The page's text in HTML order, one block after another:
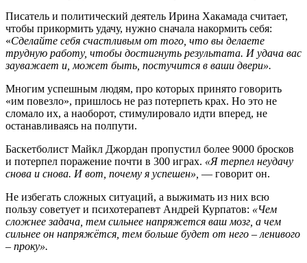
Писатель и политический деятель Ирина Хакамада считает,
чтобы прикормить удачу, нужно сначала накормить себя:
«Сделайте себя счастливым от того, что вы делаете
трудную работу, чтобы достигнуть результата. И удача вас
зауважает и, может быть, постучится в ваши двери».
Многим успешным людям, про которых принято говорить
«им повезло», пришлось не раз потерпеть крах. Но это не
сломало их, а наоборот, стимулировало идти вперед, не
останавливаясь на полпути.
Баскетболист Майкл Джордан пропустил более 9000 бросков
и потерпел поражение почти в 300 играх. «Я терпел неудачу
снова и снова. И вот, почему я успешен», — говорит он.
Не избегать сложных ситуаций, а выжимать из них всю
пользу советует и психотерапевт Андрей Курпатов: «Чем
сложнее задача, тем сильнее напряжется ваш мозг, а чем
сильнее он напряжётся, тем больше будет от него – ленивого
– проку».